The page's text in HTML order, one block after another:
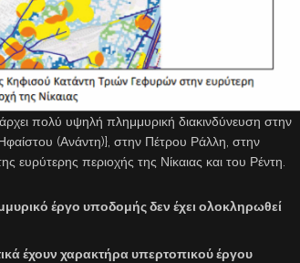
πολύ υψηλή πλημμυρική διακινδύνευση στην
(Ανάντη)}, στην Πέτρου Ράλλη, στην
ευρύτερης περιοχής της Νίκαιας και του Ρέντη.
έργο υποδομής δεν έχει ολοκληρωθεί
έχουν χαρακτήρα υπερτοπικού έργου